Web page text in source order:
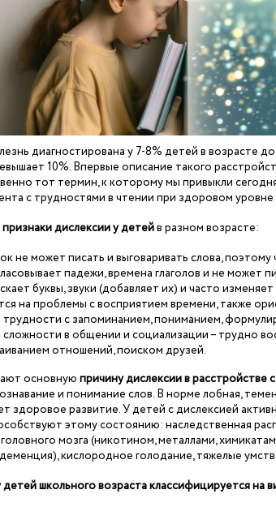
диагностирована у 7-8% детей в возрасте
10%. Впервые описание такого
тот термин, к которому мы привыкли
с трудностями в чтении при здоровом уровне
признаки дислексии у детейв разном возрасте:
не может писать и выговаривать слова, поэтому
падежи, времена глаголов и не может
буквы, звуки (добавляет их) и часто
на проблемы с восприятием времени, также
с запоминанием, пониманием,
в общении и социализации – трудно
отношений, поиском друзей.
основную причину дислексии в расстройстве
и понимание слов. В норме лобная,
здоровое развитие. У детей с дислексией
этому состоянию: наследственная
мозга (никотином, металлами,
кислородное голодание, тяжелые
школьного возраста классифицируется на